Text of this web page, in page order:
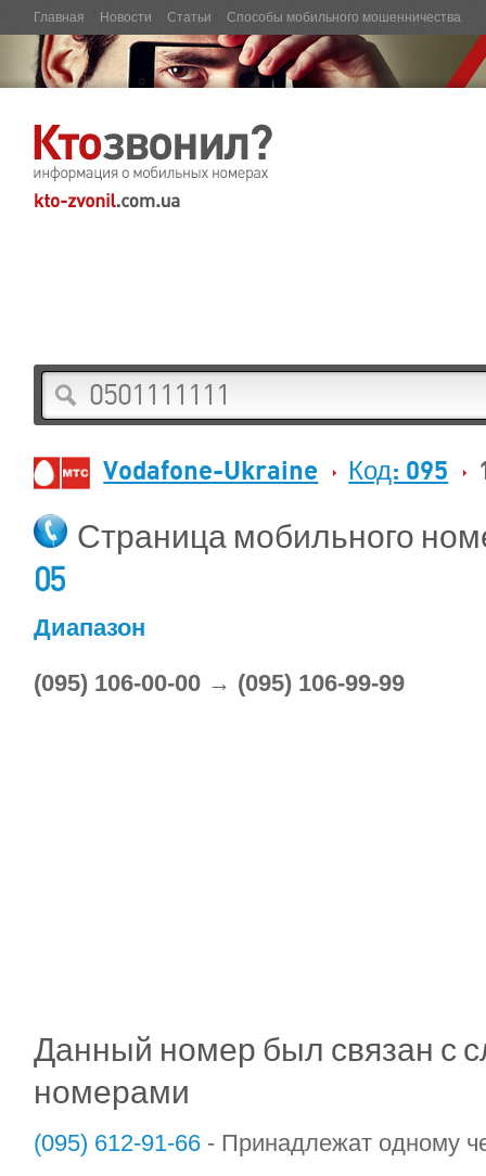
Главная Новости Статьи Способы мобильного мошенничества
Vodafone-Ukraine Код: 095
Страница мобильного
05
Диапазон
(095) 106-00-00 → (095) 106-99-99
Данный номер был связан с
номерами
(095) 612-91-66 - Принадлежат одному